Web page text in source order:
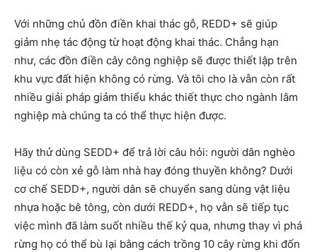
Với những chủ đồn điền khai thác gỗ, REDD+ sẽ giúp
giảm nhẹ tác động từ hoạt động khai thác. Chẳng hạn
như, các đồn điền cây công nghiệp sẽ được thiết lập trên
khu vực đất hiện không có rừng. Và tôi cho là vẫn còn rất
nhiều giải pháp giảm thiểu khác thiết thực cho ngành lâm
nghiệp mà chúng ta có thể thực hiện được.
Hãy thử dùng SEDD+ để trả lời câu hỏi: người dân nghèo
liệu có còn xẻ gỗ làm nhà hay đóng thuyền không? Dưới
cơ chế SEDD+, người dân sẽ chuyển sang dùng vật liệu
nhựa hoặc bê tông, còn dưới REDD+, họ vẫn sẽ tiếp tục
việc mình đã làm suốt nhiều thế kỷ qua, nhưng thay vì phá
rừng họ có thể bù lại bằng cách trồng 10 cây rừng khi đốn